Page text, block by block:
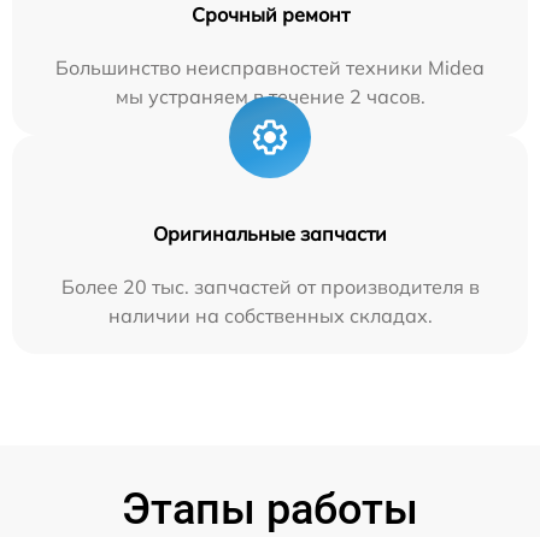
Срочный ремонт
Большинство неисправностей техники Midea
мы устраняем в течение 2 часов.
Оригинальные запчасти
Более 20 тыс. запчастей от производителя в
наличии на собственных складах.
Этапы работы